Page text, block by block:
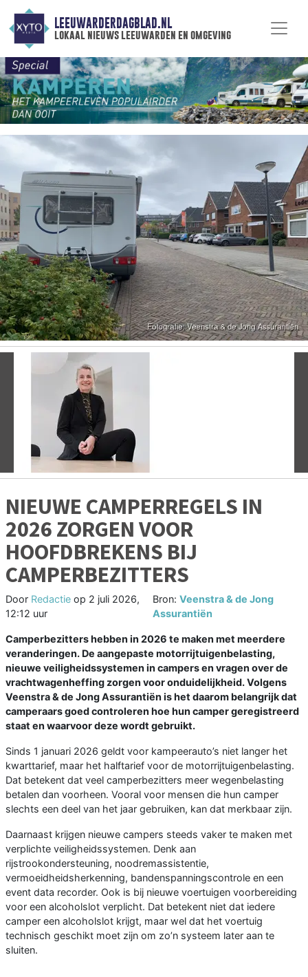
LEEUWARDERDAGBLAD.NL
lokaal nieuws leeuwarden en omgeving
NIEUWE CAMPERREGELS IN
2026 ZORGEN VOOR
HOOFDBREKENS BIJ
CAMPERBEZITTERS
Door Redactie op 2 juli 2026,
12:12 uur
Bron: Veenstra & de Jong
Assurantiën
Camperbezitters hebben in 2026 te maken met meerdere
veranderingen. De aangepaste motorrijtuigenbelasting,
nieuwe veiligheidssystemen in campers en vragen over de
vrachtwagenheffing zorgen voor onduidelijkheid. Volgens
Veenstra & de Jong Assurantiën is het daarom belangrijk dat
camperaars goed controleren hoe hun camper geregistreerd
staat en waarvoor deze wordt gebruikt.
Sinds 1 januari 2026 geldt voor kampeerauto’s niet langer het
kwarttarief, maar het halftarief voor de motorrijtuigenbelasting.
Dat betekent dat veel camperbezitters meer wegenbelasting
betalen dan voorheen. Vooral voor mensen die hun camper
slechts een deel van het jaar gebruiken, kan dat merkbaar zijn.
Daarnaast krijgen nieuwe campers steeds vaker te maken met
verplichte veiligheidssystemen. Denk aan
rijstrookondersteuning, noodremassistentie,
vermoeidheidsherkenning, bandenspanningscontrole en een
event data recorder. Ook is bij nieuwe voertuigen voorbereiding
voor een alcoholslot verplicht. Dat betekent niet dat iedere
camper een alcoholslot krijgt, maar wel dat het voertuig
technisch geschikt moet zijn om zo’n systeem later aan te
sluiten.